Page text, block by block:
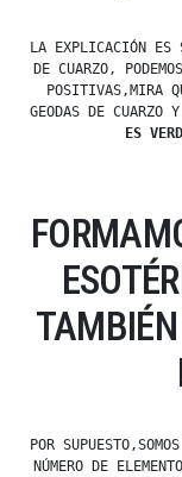
LA EXPLICACIÓN ES
DE CUARZO,
POSITIVAS,MIRA
GEODAS DE CUARZO
ES
POR
NÚMERO DE